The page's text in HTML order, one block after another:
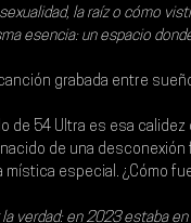
la raíz o cómo
esencia: un espacio
grabada entre
de 54 Ultra es esa calidez
de una desconexión
mística especial. ¿Cómo
la verdad: en 2023 estaba